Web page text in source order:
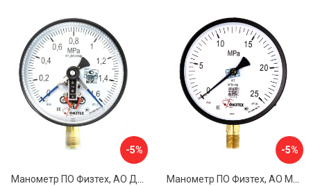
-5%
Манометр ПО Физтех, АО ДМ2005ф 4687205178077
-5%
Манометр ПО Физтех, АО МП4-Уф 4687205178602